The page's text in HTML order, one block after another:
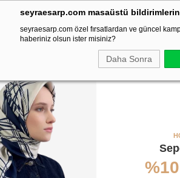
seyraesarp.com masaüstü
seyraesarp.com özel fırsatlardan ve güncel
haberiniz olsun ister misiniz?
Daha Sonra
Özel Sepette%10 EKSTRA İNDİRİM HEDİYE
ŞALAKSESUAR
Desen 49879